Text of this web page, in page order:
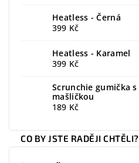
Heatless - Černá
399 Kč
Heatless - Karamel
399 Kč
Scrunchie gumička s
mašličkou
189 Kč
CO BY JSTE RADĚJI CHTĚLI?